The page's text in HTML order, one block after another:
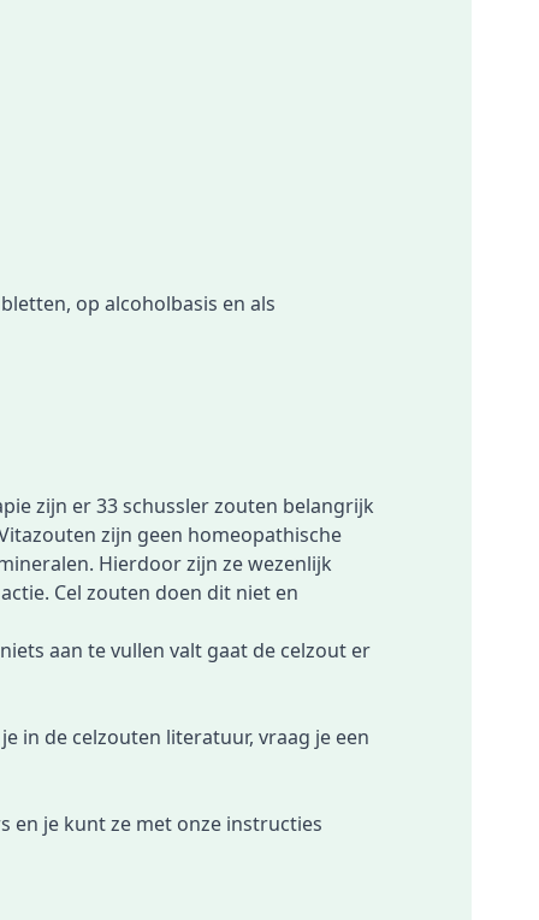
, op alcoholbasis en als
zijn er 33 schussler zouten belangrijk
zijn geen homeopathische
Hierdoor zijn ze wezenlijk
Cel zouten doen dit niet en
aan te vullen valt gaat de celzout er
in de celzouten literatuur, vraag je een
en je kunt ze met onze instructies